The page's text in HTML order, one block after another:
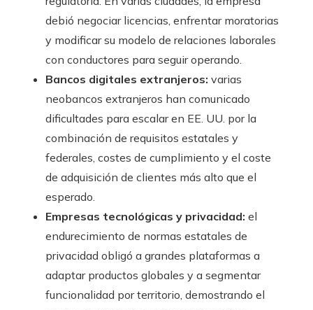
debió negociar licencias, enfrentar moratorias
y modificar su modelo de relaciones laborales
con conductores para seguir operando.
Bancos digitales extranjeros: varias
neobancos extranjeros han comunicado
dificultades para escalar en EE. UU. por la
combinación de requisitos estatales y
federales, costes de cumplimiento y el coste
de adquisición de clientes más alto que el
esperado.
Empresas tecnológicas y privacidad: el
endurecimiento de normas estatales de
privacidad obligó a grandes plataformas a
adaptar productos globales y a segmentar
funcionalidad por territorio, demostrando el